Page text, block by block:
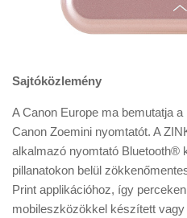
Sajtóközlemény
A Canon Europe ma bemutatja
Canon Zoemini nyomtatót. A
alkalmazó nyomtató Bluetooth®
pillanatokon belül
Print applikációhoz, így
mobileszközökkel készített